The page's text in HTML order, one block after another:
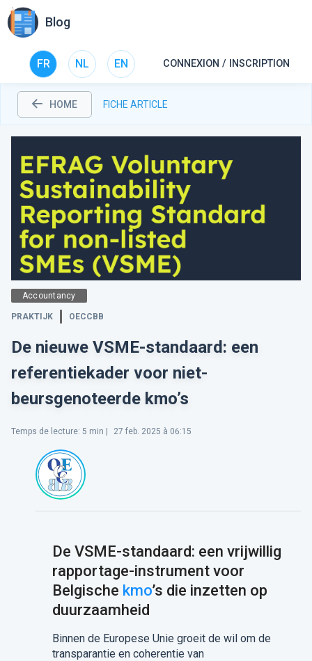
Blog
FR NL EN CONNEXION / INSCRIPTION
HOME FICHE ARTICLE
Accountancy
PRAKTIJK OECCBB
De nieuwe VSME-standaard: een
referentiekader voor niet-
beursgenoteerde kmo’s
Temps de lecture: 5 min | 27 feb. 2025 à 06:15
De VSME-standaard: een vrijwillig
rapportage-instrument voor
Belgische kmo’s die inzetten op
duurzaamheid
Binnen de Europese Unie groeit de wil om de
transparantie en coherentie van